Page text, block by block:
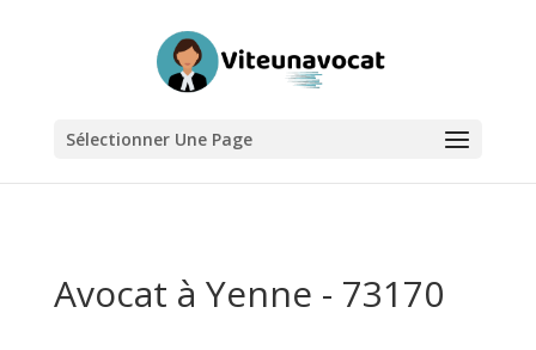
Sélectionner Une Page
Avocat à Yenne - 73170